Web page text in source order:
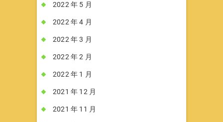
2022 年 5 月
2022 年 4 月
2022 年 3 月
2022 年 2 月
2022 年 1 月
2021 年 12 月
2021 年 11 月